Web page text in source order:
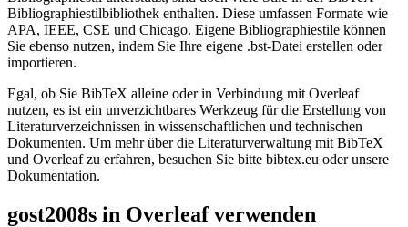
Bibliographiestilbibliothek enthalten. Diese umfassen Formate wie
APA, IEEE, CSE und Chicago. Eigene Bibliographiestile können
Sie ebenso nutzen, indem Sie Ihre eigene .bst-Datei erstellen oder
importieren.
Egal, ob Sie BibTeX alleine oder in Verbindung mit Overleaf
nutzen, es ist ein unverzichtbares Werkzeug für die Erstellung von
Literaturverzeichnissen in wissenschaftlichen und technischen
Dokumenten. Um mehr über die Literaturverwaltung mit BibTeX
und Overleaf zu erfahren, besuchen Sie bitte bibtex.eu oder unsere
Dokumentation.
gost2008s in Overleaf verwenden